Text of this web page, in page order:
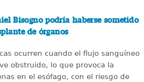
Bisogno podría haberse sometido
de órganos
ocurren cuando el flujo sanguíneo
obstruido, lo que provoca la
en el esófago, con el riesgo de